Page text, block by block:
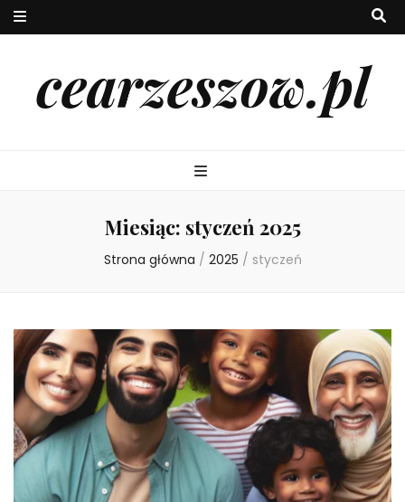
cearzeszow.pl
Miesiąc: styczeń 2025
Strona główna / 2025 / styczeń